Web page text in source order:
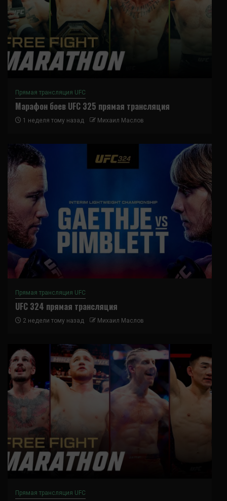
Прямая трансляция UFC
Марафон боев UFC 325 прямая трансляция
1 неделя тому назад Михаил Маслов
Прямая трансляция UFC
UFC 324 прямая трансляция
2 недели тому назад Михаил Маслов
Прямая трансляция UFC